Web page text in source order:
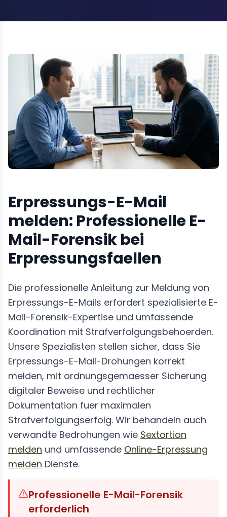
Erpressungs-E-Mail
melden: Professionelle E-
Mail-Forensik bei
Erpressungsfaellen
Die professionelle Anleitung zur Meldung von
Erpressungs-E-Mails erfordert spezialisierte E-
Mail-Forensik-Expertise und umfassende
Koordination mit Strafverfolgungsbehoerden.
Unsere Spezialisten stellen sicher, dass Sie
Erpressungs-E-Mail-Drohungen korrekt
melden, mit ordnungsgemaesser Sicherung
digitaler Beweise und rechtlicher
Dokumentation fuer maximalen
Strafverfolgungserfolg. Wir behandeln auch
verwandte Bedrohungen wie Sextortion
melden und umfassende Online-Erpressung
melden Dienste.
Professionelle E-Mail-Forensik
erforderlich